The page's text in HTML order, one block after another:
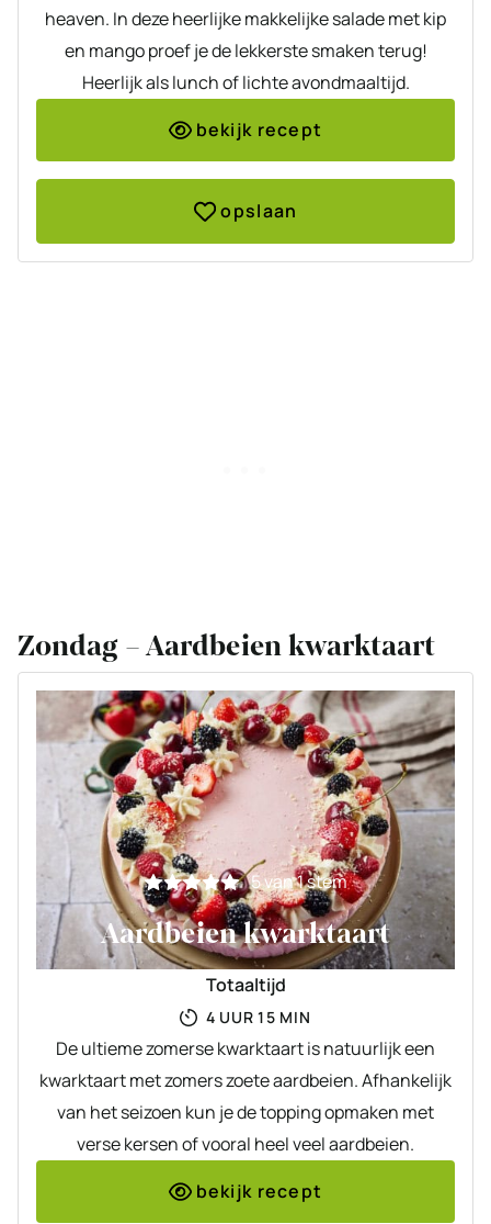
heaven. In deze heerlijke makkelijke salade met kip
en mango proef je de lekkerste smaken terug!
Heerlijk als lunch of lichte avondmaaltijd.
bekijk recept
opslaan
Zondag – Aardbeien kwarktaart
5van 1 stem
Aardbeien kwarktaart
Totaaltijd
4 UUR
UUR 15MINUTEN
MIN
De ultieme zomerse kwarktaart is natuurlijk een
kwarktaart met zomers zoete aardbeien. Afhankelijk
van het seizoen kun je de topping opmaken met
verse kersen of vooral heel veel aardbeien.
bekijk recept